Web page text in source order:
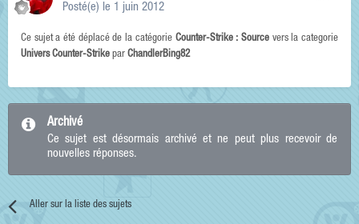
Posté(e) le 1 juin 2012
Ce sujet a été déplacé de la catégorie Counter-Strike : Sourcevers la categorie
Univers Counter-Strike par ChandlerBing82
Archivé
Ce sujet est désormais archivé et ne peut plus recevoir de
nouvelles réponses.
Aller sur la liste des sujets